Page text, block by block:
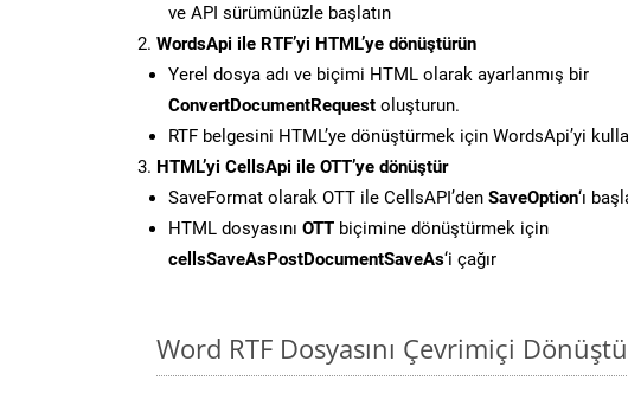
ve API sürümünüzle başlatın
WordsApi ile RTF’yi HTML’ye dönüştürün
Yerel dosya adı ve biçimi HTML olarak ayarlanmış bir
ConvertDocumentRequest oluşturun.
RTF belgesini HTML’ye dönüştürmek için WordsApi’yi
HTML’yi CellsApi ile OTT’ye dönüştür
SaveFormat olarak OTT ile CellsAPI’den SaveOption‘ı
HTML dosyasını OTT biçimine dönüştürmek için
cellsSaveAsPostDocumentSaveAs‘i çağır
Word RTF Dosyasını Çevrimiçi